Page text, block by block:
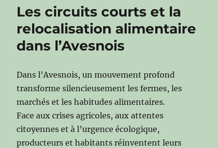
Les circuits courts et la
relocalisation alimentaire
dans l’Avesnois
Dans l’Avesnois, un mouvement profond
transforme silencieusement les fermes, les
marchés et les habitudes alimentaires.
Face aux crises agricoles, aux attentes
citoyennes et à l’urgence écologique,
producteurs et habitants réinventent leurs